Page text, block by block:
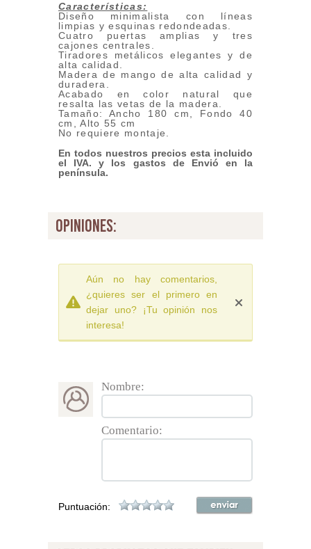
Características:
Diseño minimalista con líneas
limpias y esquinas redondeadas.
Cuatro puertas amplias y tres
cajones centrales.
Tiradores metálicos elegantes y de
alta calidad.
Madera de mango de alta calidad y
duradera.
Acabado en color natural que
resalta las vetas de la madera.
Tamaño: Ancho 180 cm, Fondo 40
cm, Alto 55 cm
No requiere montaje.
En todos nuestros precios esta incluido
el IVA. y los gastos de Envió
en la
península.
opiniones:
Aún no hay comentarios,
¿quieres ser el primero en
dejar uno? ¡Tu opinión nos
interesa!
Nombre:
Comentario:
Puntuación: